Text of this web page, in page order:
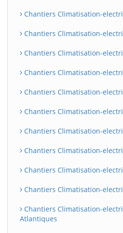
Chantiers Climatisation-
Chantiers Climatisation-
Chantiers Climatisation-
Chantiers Climatisation-
Chantiers Climatisation-
Chantiers Climatisation-
Chantiers Climatisation-
Chantiers Climatisation-
Chantiers Climatisation-
Chantiers Climatisation-
Chantiers Climatisation-
Atlantiques